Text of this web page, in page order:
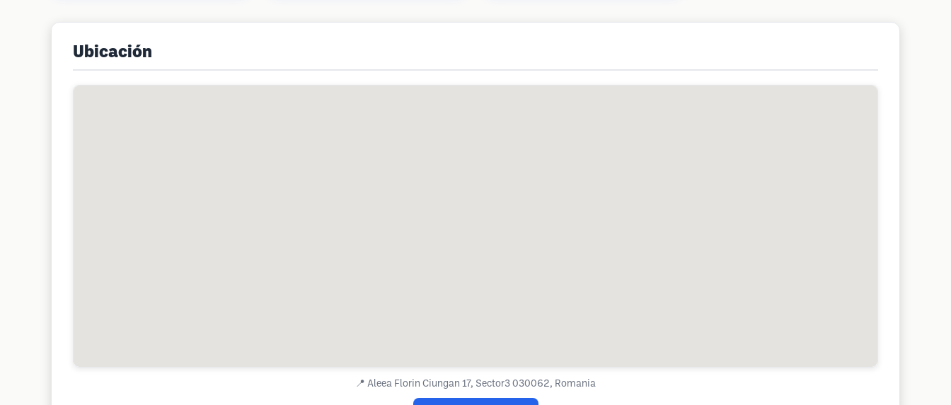
Ubicación
📍 Aleea Florin Ciungan 17, Sector3 030062, Romania